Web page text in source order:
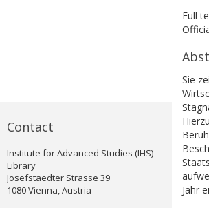
Contact
Institute for Advanced Studies (IHS)
Library
Josefstaedter Strasse 39
1080 Vienna, Austria
Full
Sie
Jahr